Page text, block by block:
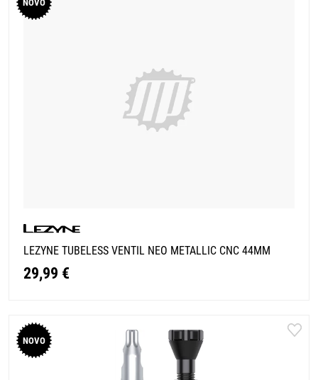
NOVO
LEZYNE TUBELESS VENTIL NEO METALLIC CNC 44MM
29,99 €
NOVO